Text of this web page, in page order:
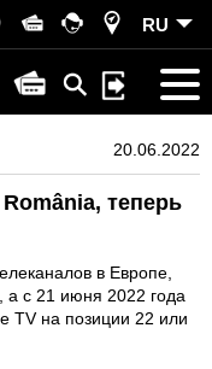
RU
20.06.2022
теперь
в Европе,
а с 21 июня 2022 года
TV на позиции 22 или